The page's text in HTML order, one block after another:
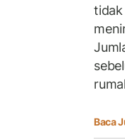
tidak
Baca